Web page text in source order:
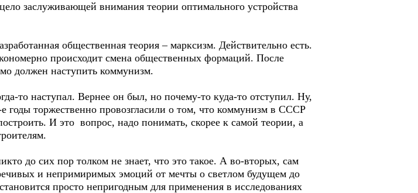
заслуживающей внимания теории оптимального устройства
общественная теория – марксизм. Действительно есть.
происходит смена общественных формаций. После
должен наступить коммунизм.
то наступал. Вернее он был, но почему-то куда-то отступил. Ну,
годы торжественно провозгласили о том, что коммунизм в СССР
И это вопрос, надо понимать, скорее к самой теории, а
до сих пор толком не знает, что это такое. А во-вторых, сам
и непримиримых эмоций от мечты о светлом будущем до
просто непригодным для применения в исследованиях